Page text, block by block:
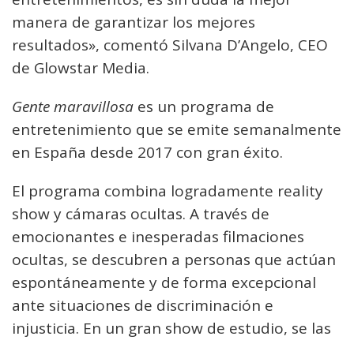
manera de garantizar los mejores
resultados», comentó Silvana D’Angelo, CEO
de Glowstar Media.
Gente maravillosa es un programa de
entretenimiento que se emite semanalmente
en España desde 2017 con gran éxito.
El programa combina logradamente reality
show y cámaras ocultas. A través de
emocionantes e inesperadas filmaciones
ocultas, se descubren a personas que actúan
espontáneamente y de forma excepcional
ante situaciones de discriminación e
injusticia. En un gran show de estudio, se las